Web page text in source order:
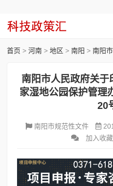
首页 > 河南 > 地区 > 南阳 > 南阳市人民政
南阳市人民政府关于
家湿地公园保护管理
20
南阳市规范性文件
加入收藏